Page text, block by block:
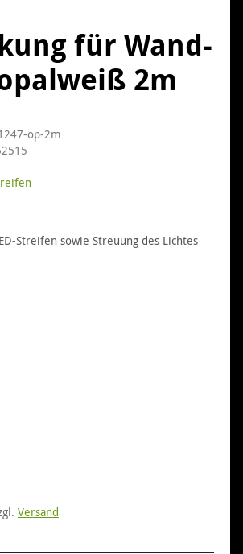
für Wand-
2m
op-2m
Streifen sowie Streuung des Lichtes
Versand